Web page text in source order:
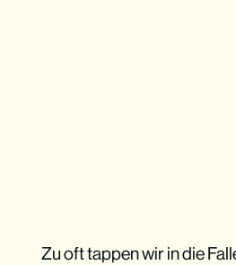
Zu oft tappen wir in die